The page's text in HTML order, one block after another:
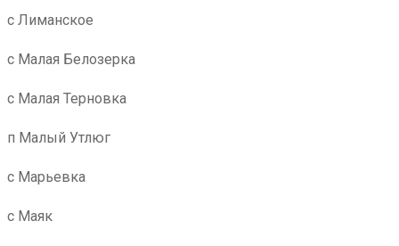
с Лиманское
с Малая Белозерка
с Малая Терновка
п Малый Утлюг
с Марьевка
с Маяк